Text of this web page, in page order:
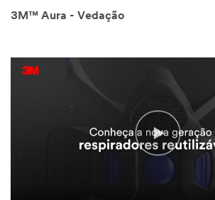
3M™ Aura - Vedação